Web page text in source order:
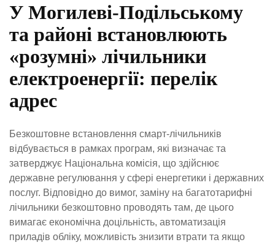
У Могилеві-Подільському
та районі встановлюють
«розумні» лічильники
електроенергії: перелік
адрес
Безкоштовне встановлення смарт-лічильників
відбувається в рамках програм, які визначає та
затверджує Національна комісія, що здійснює
державне регулювання у сфері енергетики і державних
послуг. Відповідно до вимог, заміну на багатотарифні
лічильники безкоштовно проводять там, де цього
вимагає економічна доцільність, автоматизація
приладів обліку, можливість знизити втрати та якщо